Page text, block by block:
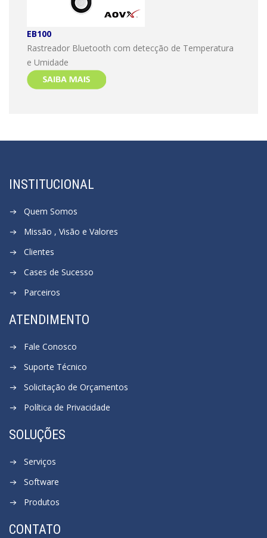
EB100
Rastreador Bluetooth com detecção de Temperatura
e Umidade
INSTITUCIONAL
Quem Somos
Missão , Visão e Valores
Clientes
Cases de Sucesso
Parceiros
ATENDIMENTO
Fale Conosco
Suporte Técnico
Solicitação de Orçamentos
Política de Privacidade
SOLUÇÕES
Serviços
Software
Produtos
CONTATO